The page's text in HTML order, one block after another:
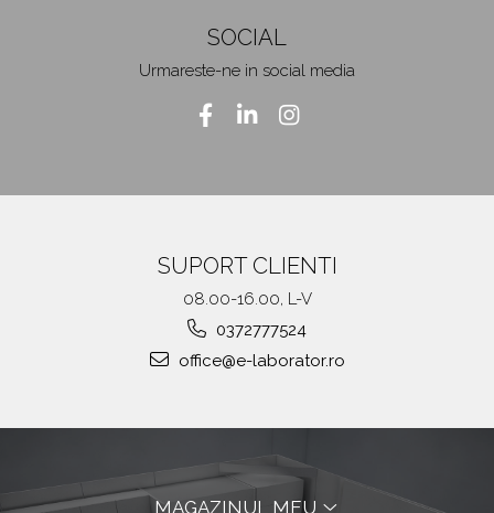
SOCIAL
Urmareste-ne in social media
SUPORT CLIENTI
08.00-16.00, L-V
0372777524
office@e-laborator.ro
MAGAZINUL MEU